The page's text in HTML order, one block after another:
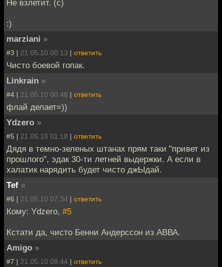
Не взлетит. (с)
:)
marziani »
#3 | 21.05.10 00:13 | ответить
Чисто боевой гопак.
Linkrain »
#4 | 21.05.10 00:48 | ответить
флай делает=))
Ydzero »
#5 | 21.05.10 01:18 | ответить
Дядя в темно-зеленых штанах прям таки "привет из
прошлого", эдак 30-ти летней выдержки. А если в
халатик нарядить будет чисто джЫдай.
Tef »
#6 | 21.05.10 07:34 | ответить
Кому: Ydzero, #5
Кстати да, чисто Бенни Андерссон из АВВА.
Amigo »
#7 | 21.05.10 08:44 | ответить